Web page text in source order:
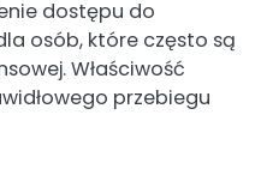
dostępu do
osób, które często są
Właściwość
przebiegu